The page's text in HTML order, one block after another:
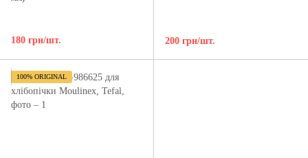
180 грн/шт. 200 грн/шт.
100% ORIGINAL